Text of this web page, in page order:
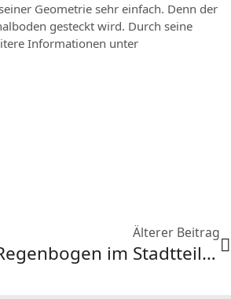
Geometrie sehr einfach. Denn der
gesteckt wird. Durch seine
Informationen unter
Umbauarbeiten am Kindergarten Regenbogen im Stadtteil Friedrichstal
Älterer Beitrag